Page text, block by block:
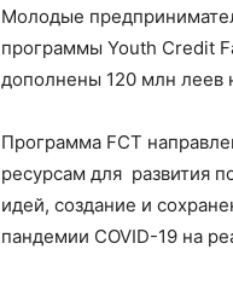
Молодые
программы Youth Credit
дополнены 120 млн леев
Программа FCT
ресурсам для развития
идей, создание и
пандемии COVID-19 на